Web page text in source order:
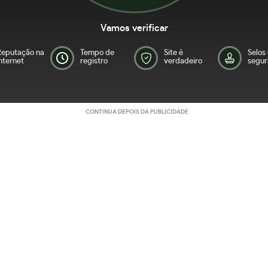
Vamos verificar
na
Tempo de
registro
Site é
verdadeiro
Selos
CONTINUA DEPOIS DA PUBLICIDADE